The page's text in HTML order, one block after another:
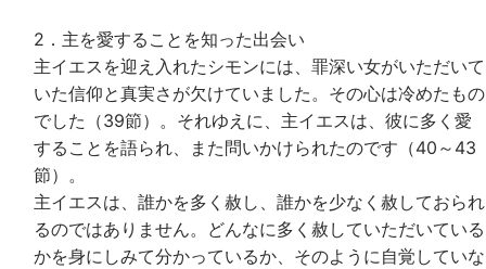
2．主を愛することを知った出会い
主イエスを迎え入れたシモンには、罪深い女がいただいて
いた信仰と真実さが欠けていました。その心は冷めたもの
でした（39節）。それゆえに、主イエスは、彼に多く愛
することを語られ、また問いかけられたのです（40～43
節）。
主イエスは、誰かを多く赦し、誰かを少なく赦しておられ
るのではありません。どんなに多く赦していただいている
かを身にしみて分かっているか、そのように自覚していな